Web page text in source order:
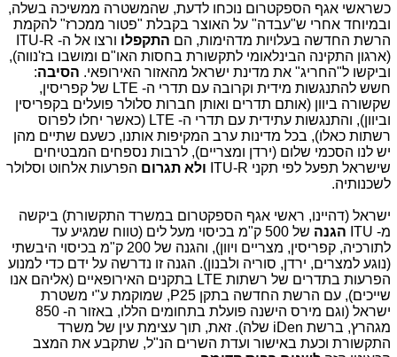
כשראשי אגף הספקטרום נוכחו לדעת, שהמשטרה ממשיכה בשלה,
ובמיוחד אחרי ש"עבדה" על האוצר בקבלת "פטור ממכרז" להקמת
הרשת החדשה בעלויות מדהימות, הם התקפלו
ורצו אל ה- ITU-R
(ארגון התקינה הבינלאומי לתקשורת בחסות האו"ם ומושבו בז'נווה),
וביקשו ל"החריג" את מדינת ישראל מהאזור האירופאי. הסיבה:
חשש להתנגשות מידית וקרובה עם תדרי ה- LTE של קפריסין,
שקשורה ביוון (אותם תדרים ואותן חברות סלולר פועלים בקפריסין
וביוון), והתנגשות עתידית עם תדרי ה- LTE (כאשר יחלו לפרוס
רשתות כאלו), בכל מדינות ערב המקיפות אותנו, כשעם שתיים מהן
יש לנו הסכמי שלום (ירדן ומצריים), לרבות נספחים המבטיחים
שישראל תפעל לפי תקני ITU-R
ולא תגרום הפרעות אלחוט וסלולר
לשכנותיה.
ישראל (דהיינו, ראשי אגף הספקטרום במשרד התקשורת) ביקשה
מ- ITU
הגנה
של 500 ק"מ בכיסוי מעל לים (טווח שמגיע עד
לתורכיה, קפריסין, מצריים ויוון), והגנה של 200 ק"מ בכיסוי היבשתי
(נוגע למצרים, ירדן, סוריה ולבנון). הגנה זו נדרשה על ידם כדי למנוע
הפרעות בתדרים של רשתות LTE בתקנים האירופאיים (אליהם אנו
שייכים), עם הרשת החדשה בתקן P25, שמוקמת ע"י משטרת
ישראל (וגם מירס הישנה פועלת בתחומים הללו, באזור ה- 850
מגהרץ, ברשת iDen שלה). זאת, תוך עצימת עין של משרד
התקשורת וכעת באישור ועדת השרים הנ"ל, שתקבע את המצב